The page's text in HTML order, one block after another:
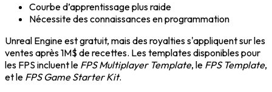
Courbe d’apprentissage plus raide
Nécessite des connaissances en programmation
Unreal Engine est gratuit, mais des royalties s'appliquent sur les
ventes après 1M$ de recettes. Les templates disponibles pour
les FPS incluent le FPS Multiplayer Template, le FPS Template,
et le FPS Game Starter Kit.